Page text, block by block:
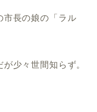
市長の娘の「ラル
少々世間知らず。